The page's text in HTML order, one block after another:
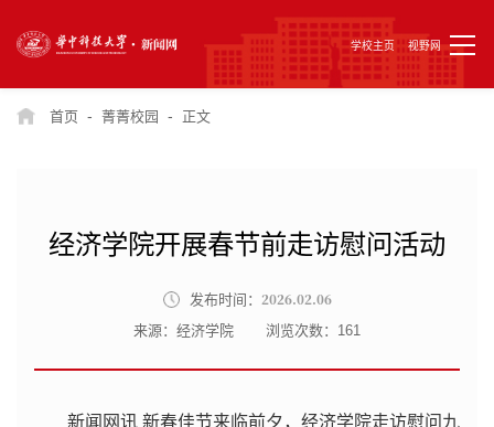
学校主页 视野网
首页 - 菁菁校园 - 正文
经济学院开展春节前走访慰问活动
发布时间： 2026.02.06
来源：经济学院 浏览次数： 161
新闻网讯 新春佳节来临前夕，经济学院走访慰问九